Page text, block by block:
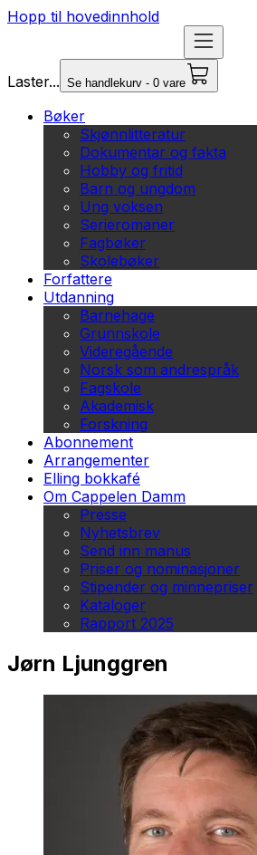
Hopp til hovedinnhold
Laster... Se handlekurv - 0 vare
Bøker
Skjønnlitteratur
Dokumentar og fakta
Hobby og fritid
Barn og ungdom
Ung voksen
Serieromaner
Fagbøker
Skolebøker
Forfattere
Utdanning
Barnehage
Grunnskole
Videregående
Norsk som andrespråk
Fagskole
Akademisk
Forskning
Abonnement
Arrangementer
Elling bokkafé
Om Cappelen Damm
Presse
Nyhetsbrev
Send inn manus
Priser og nominasjoner
Stipender og minnepriser
Kataloger
Rapport 2025
Jørn Ljunggren